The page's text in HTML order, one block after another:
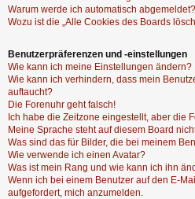
Warum werde ich automatisch abgemeldet?
Wozu ist die „Alle Cookies des Boards
Benutzerpräferenzen und -einstellungen
Wie kann ich meine Einstellungen ändern?
Wie kann ich verhindern, dass mein
auftaucht?
Die Forenuhr geht falsch!
Ich habe die Zeitzone eingestellt, aber die
Meine Sprache steht auf diesem Board
Was sind das für Bilder, die bei meinem
Wie verwende ich einen Avatar?
Was ist mein Rang und wie kann ich ihn
Wenn ich bei einem Benutzer auf den E-
aufgefordert, mich anzumelden.